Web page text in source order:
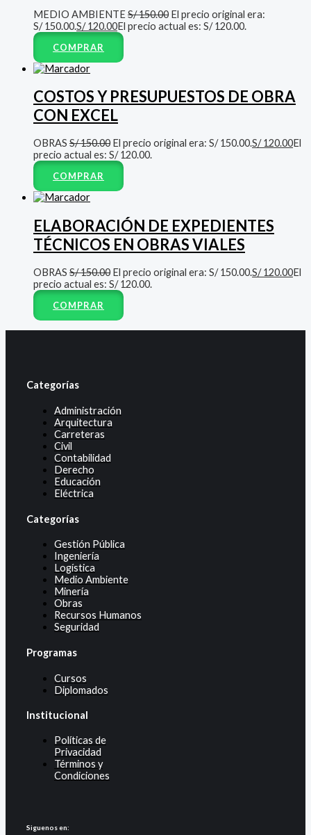
MEDIO AMBIENTE S/150.00 El precio original era:
S/ 150.00.S/120.00El precio actual es: S/ 120.00.
COMPRAR
COSTOS Y PRESUPUESTOS DE OBRA
CON EXCEL
OBRAS S/150.00 El precio original era: S/ 150.00.S/120.00El
precio actual es: S/ 120.00.
COMPRAR
ELABORACIÓN DE EXPEDIENTES
TÉCNICOS EN OBRAS VIALES
OBRAS S/150.00 El precio original era: S/ 150.00.S/120.00El
precio actual es: S/ 120.00.
COMPRAR
Categorías
Administración
Arquitectura
Carreteras
Civil
Contabilidad
Derecho
Educación
Eléctrica
Categorías
Gestión Pública
Ingeniería
Logística
Medio Ambiente
Minería
Obras
Recursos Humanos
Seguridad
Programas
Cursos
Diplomados
Institucional
Políticas de
Privacidad
Términos y
Condiciones
Siguenos en: